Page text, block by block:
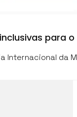
para o
Internacional da